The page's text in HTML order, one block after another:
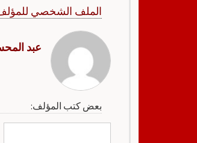
الملف الشخصي
عبد
بعض كتب المؤلف: